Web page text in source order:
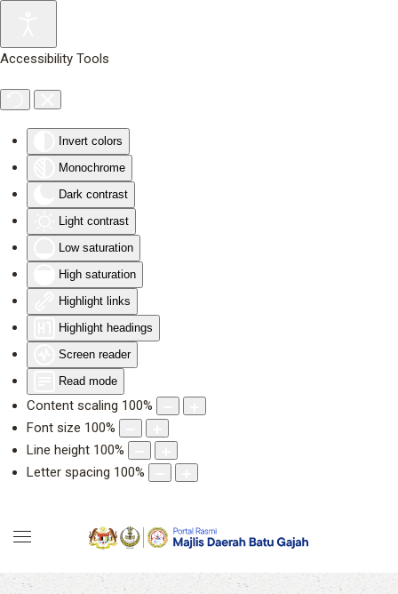
Accessibility Tools
Invert colors
Monochrome
Dark contrast
Light contrast
Low saturation
High saturation
Highlight links
Highlight headings
Screen reader
Read mode
Content scaling 100%
Font size 100%
Line height 100%
Letter spacing 100%